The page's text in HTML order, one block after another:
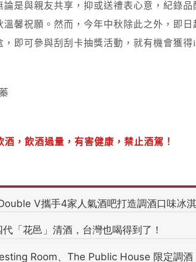
是與親友共享，抑或送禮表心意，紀錄
馨祝願。然而，今年中秋除此之外，即
即可參與刮刮卡抽獎活動，就有機會獲得
，飲酒過量，有害健康，禁止酒駕！